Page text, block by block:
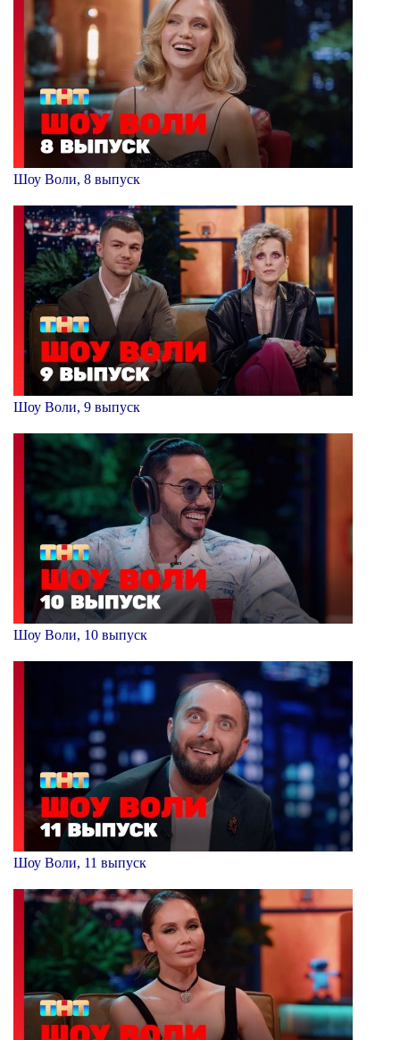
Шоу Воли, 8 выпуск
Шоу Воли, 9 выпуск
Шоу Воли, 10 выпуск
Шоу Воли, 11 выпуск